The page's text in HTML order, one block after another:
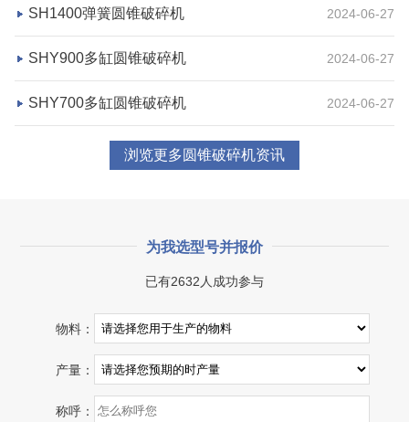
咨询该项目执行经理
SH1400弹簧圆锥破碎机 2024-06-27
SHY900多缸圆锥破碎机 2024-06-27
SHY700多缸圆锥破碎机 2024-06-27
浏览更多圆锥破碎机资讯
为我选型号并报价
已有2632人成功参与
物料：
产量：
称呼：